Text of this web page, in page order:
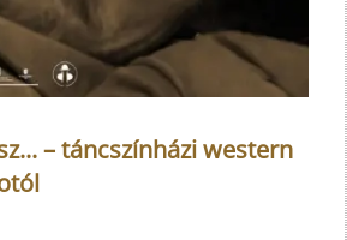
– táncszínházi western